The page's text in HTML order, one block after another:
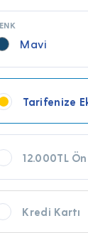
Mavi
Tarifenize
12.000TL
Kredi Kartı